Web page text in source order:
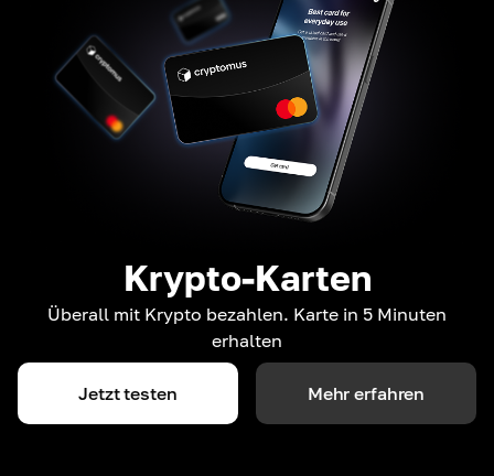
Krypto-Karten
Überall mit Krypto bezahlen. Karte in 5 Minuten
erhalten
Jetzt testen Mehr erfahren